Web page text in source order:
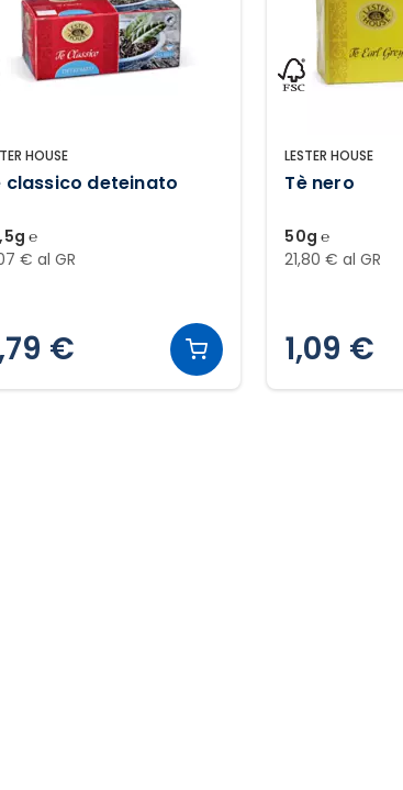
HOUSE
classico deteinato
℮
€ al GR
€
LESTER HOUSE
Tè nero
50g ℮
21,80 € al GR
1,09 €